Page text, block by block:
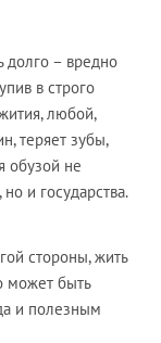
долго – вредно
в строго
любой,
теряет зубы,
обузой не
и государства.
стороны, жить
может быть
и полезным